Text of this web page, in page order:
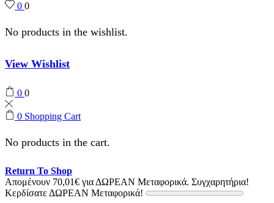
0 0
No products in the wishlist.
View Wishlist
0 0
0 Shopping Cart
No products in the cart.
Return To Shop
Απομένουν 70,01€ για ΔΩΡΕΑΝ Μεταφορικά. Συγχαρητήρια!
Κερδίσατε ΔΩΡΕΑΝ Μεταφορικά!